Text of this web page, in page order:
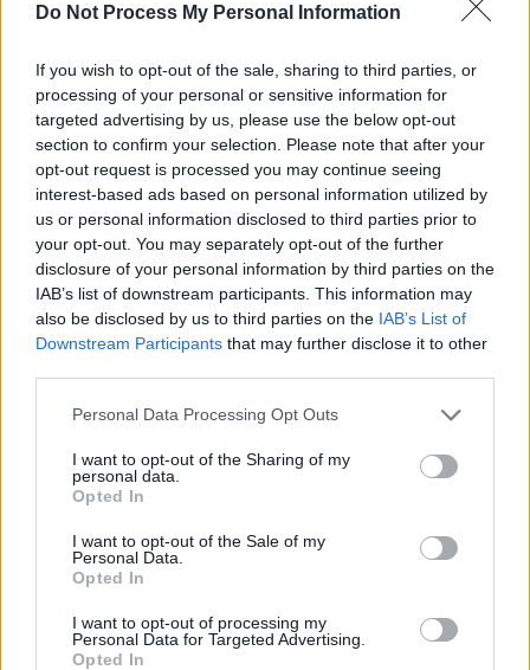
Do Not Process My Personal Information
If you wish to opt-out of the sale, sharing to third parties, or
processing of your personal or sensitive information for
targeted advertising by us, please use the below opt-out
section to confirm your selection. Please note that after your
opt-out request is processed you may continue seeing
interest-based ads based on personal information utilized by
us or personal information disclosed to third parties prior to
your opt-out. You may separately opt-out of the further
disclosure of your personal information by third parties on the
IAB’s list of downstream participants. This information may
also be disclosed by us to third parties on the IAB’s List of
Downstream Participants that may further disclose it to other
Personal Data Processing Opt Outs
I want to opt-out of the Sharing of my
personal data.
Opted In
I want to opt-out of the Sale of my
Personal Data.
Opted In
I want to opt-out of processing my
Personal Data for Targeted Advertising.
Opted In
5 juin 2026
Pourquoi Gims a refusé de Chanter aux JO de Paris ?
Laisser un commentaire
obligatoires sont indiqués avec*